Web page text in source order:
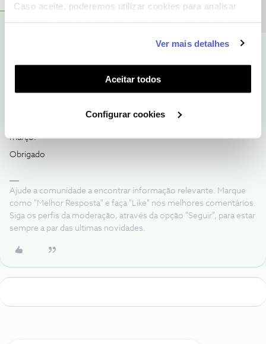
Caso aceite, poderemos utilizar cookies para analisar
funcionalidades (cookies de personalização e
funcionalidade) e adaptar anúncios aos seus interesses
(cookies de publicidade personalizada). Pode gerir a
utilização dos cookies clicando em "Configurar
Ver mais detalhes
Aceitar todos
Configurar cookies
Agradecemos a sua mensagem.
A partir do momento em que encomenda se encontra em
distribuição pela transportadora, esta está dependente dos
março.
Obrigado
Ajude a comunidade a encontrar informação relevante. Marque
como "Melhor Resposta" e faça "Like" nos melhores comentários.
Siga os perfis da moderação, através da opção "Seguir", para estar
sempre a par das ultimas novidades.